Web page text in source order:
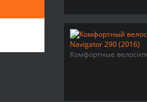
Комфортные